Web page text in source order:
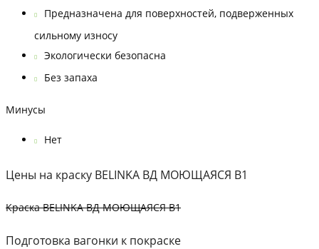
Предназначена для поверхностей, подверженных
сильному износу
Экологически безопасна
Без запаха
Минусы
Нет
Цены на краску BELINKA ВД МОЮЩАЯСЯ B1
Краска BELINKA ВД МОЮЩАЯСЯ B1
Подготовка вагонки к покраске